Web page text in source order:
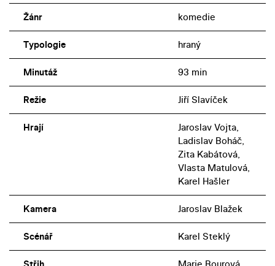
Žánr komedie
Typologie hraný
Minutáž 93 min
Režie Jiří Slavíček
Hrají
Jaroslav Vojta,
Ladislav Boháč,
Zita Kabátová,
Vlasta Matulová,
Karel Hašler
Kamera Jaroslav Blažek
Scénář Karel Steklý